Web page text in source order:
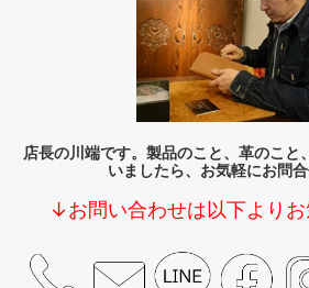
店長の川端です。製品のこと、革のこと
いましたら、お気軽にお問合
↓お問い合わせは以下より